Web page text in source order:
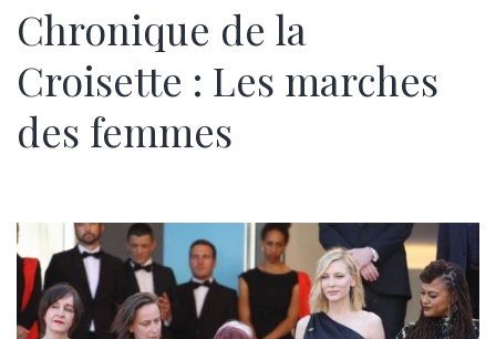
Chronique de la
Croisette : Les marches
des femmes